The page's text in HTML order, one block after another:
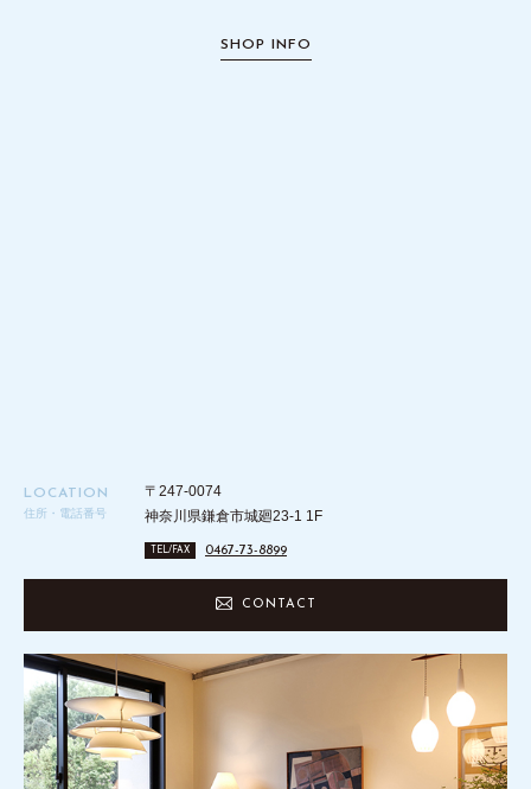
SHOP INFO
LOCATION
住所・電話番号
〒247-0074
神奈川県鎌倉市城廻23-1 1F
TEL/FAX 0467-73-8899
CONTACT